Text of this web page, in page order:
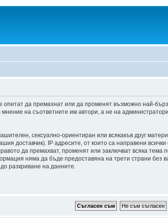
да премахнат или да променят възможно най-
на съответните им автори, а не на
сексуално-ориентиран или всякакъв друг
доставчик). IP адресите, от които са направени
да премахват, променят или заключват всяка тема
няма да бъде предоставяна на трети страни
разкриване на данните.